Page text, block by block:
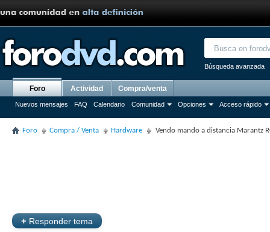
Búsqueda avanzada
Foro
Nuevos mensajes FAQ Calendario Comunidad Opciones Acceso rápido
Actividad Compra/venta
Foro Compra / Venta Hardware Vendo mando a distancia Marantz
+ Responder tema